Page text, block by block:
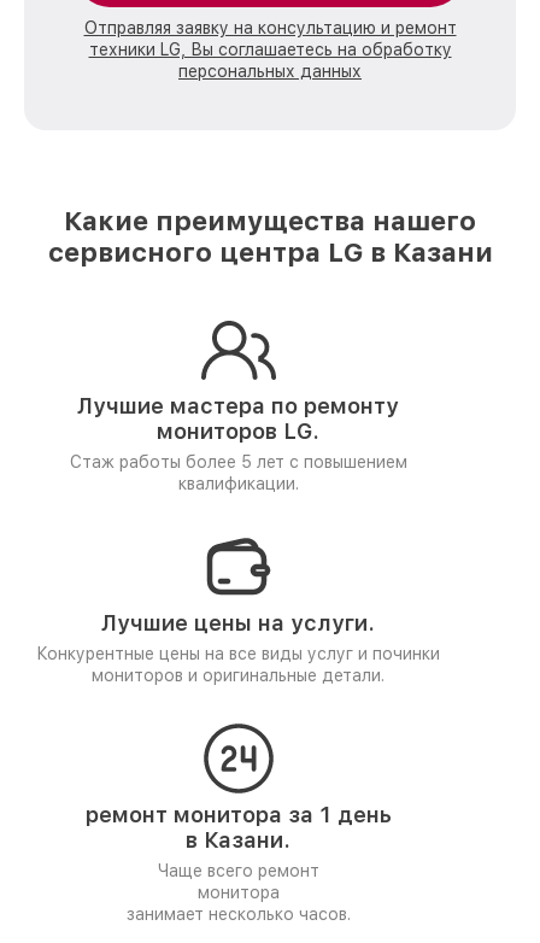
Отправляя заявку на консультацию и ремонт
техники LG, Вы соглашаетесь на обработку
персональных данных
Какие преимущества нашего
сервисного центра LG в Казани
Лучшие мастера по ремонту
мониторов LG.
Стаж работы более 5 лет с повышением
квалификации.
Лучшие цены на услуги.
Конкурентные цены на все виды услуг и починки
мониторов и оригинальные детали.
ремонт монитора за 1 день
в Казани.
Чаще всего ремонт
монитора
занимает несколько часов.